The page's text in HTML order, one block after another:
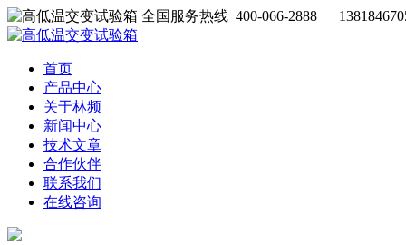
全国服务热线 400-066-2888
首页
产品中心
关于林频
新闻中心
技术文章
合作伙伴
联系我们
在线咨询